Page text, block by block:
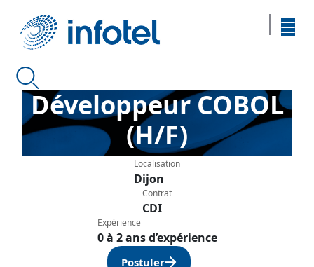
Développeur COBOL
(H/F)
Localisation
Dijon
Contrat
CDI
Expérience
0 à 2 ans d’expérience
Postuler